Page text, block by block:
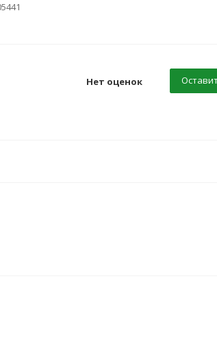
Нет оценок